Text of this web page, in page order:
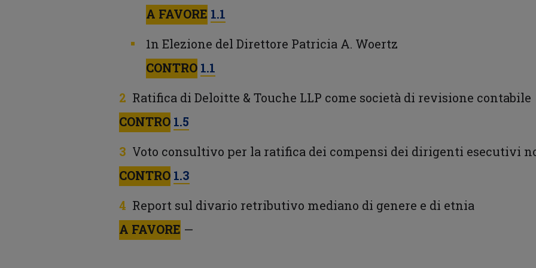
A FAVORE 1.1
1n Elezione del Direttore Patricia A. Woertz
CONTRO 1.1
Ratifica di Deloitte & Touche LLP come società di revisione contabile
CONTRO 1.5
Voto consultivo per la ratifica dei compensi dei dirigenti esecutivi
CONTRO 1.3
Report sul divario retributivo mediano di genere e di etnia
A FAVORE —